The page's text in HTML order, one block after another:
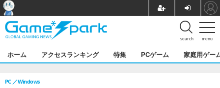
menu
search
ホーム アクセスランキング 特集 PCゲーム 家庭用ゲー
PC Windows